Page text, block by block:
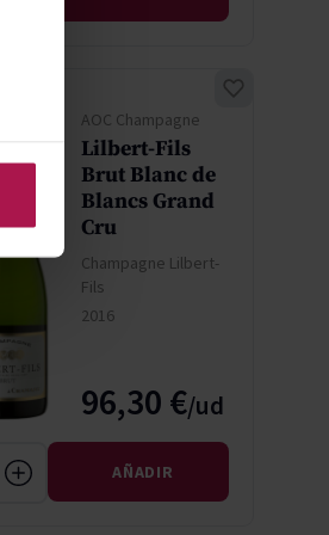
AOC Champagne
Lilbert-Fils
Brut Blanc de
Blancs Grand
Cru
Champagne Lilbert-
Fils
2016
96,30 €
AÑADIR